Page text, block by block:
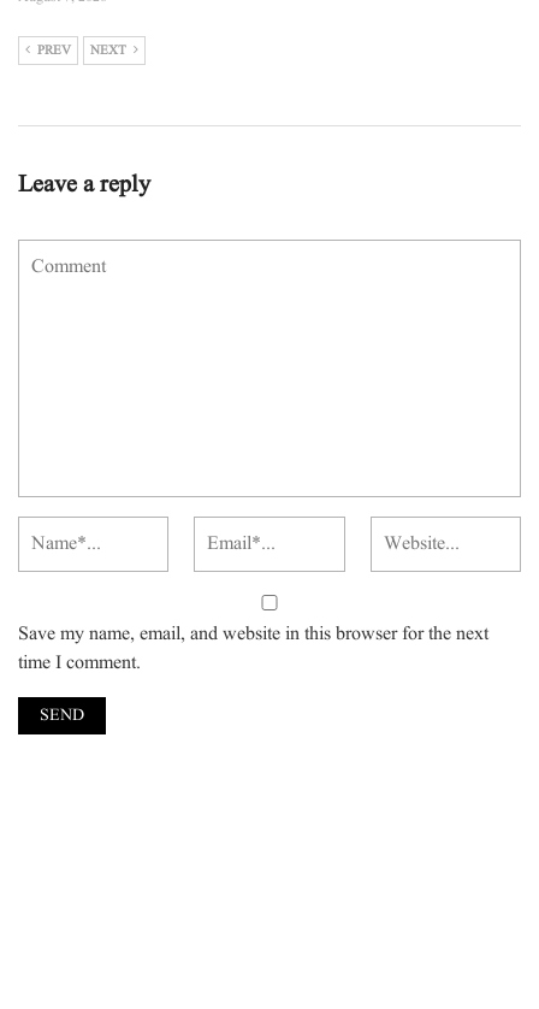
PREV NEXT
Leave a reply
Save my name, email, and website in this browser for the next
time I comment.